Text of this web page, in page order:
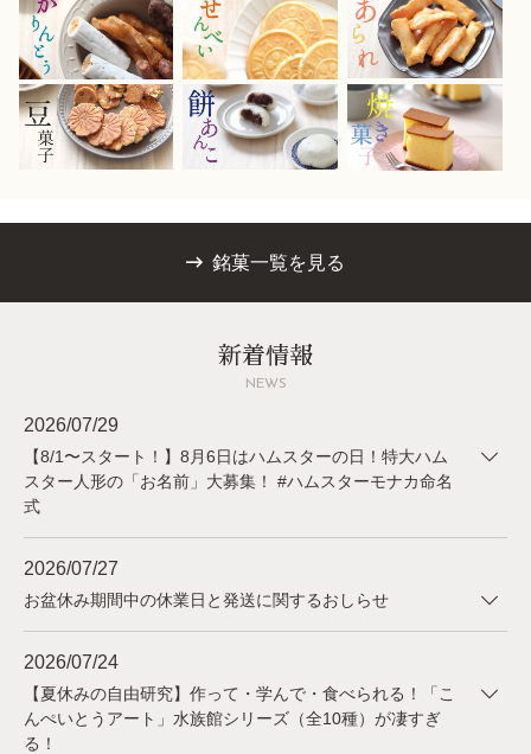
お買い物を続ける
カートへ進む
銘菓一覧を見る
新着情報
NEWS
2026/07/29
【8/1〜スタート！】8月6日はハムスターの日！特大ハム
スター人形の「お名前」大募集！ #ハムスターモナカ命名
式
2026/07/27
お盆休み期間中の休業日と発送に関するおしらせ
2026/07/24
【夏休みの自由研究】作って・学んで・食べられる！「こ
んぺいとうアート」水族館シリーズ（全10種）が凄すぎ
る！